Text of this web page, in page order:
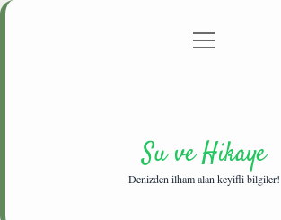
Gizlilik Politikası
menüyü
Su ve Hikaye
Denizden ilham alan keyifli bilgiler!